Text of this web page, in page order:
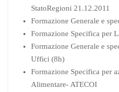
StatoRegioni 21.12.2011
Formazione Generale e
Formazione Specifica per
Formazione Generale e
Uffici (8h)
Formazione Specifica per
Alimentare- ATECOI